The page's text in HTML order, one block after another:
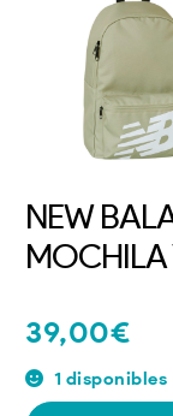
NEW
MOCHILA
39,00€
1 disponibles